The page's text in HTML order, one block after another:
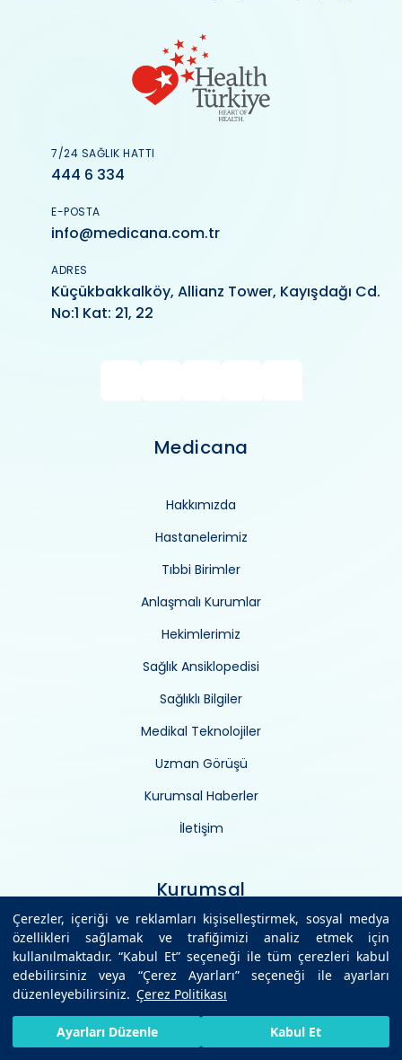
Çerezler, içeriği ve reklamları kişiselleştirmek, sosyal medya
özellikleri sağlamak ve trafiğimizi analiz etmek için
kullanılmaktadır. “Kabul Et” seçeneği ile tüm çerezleri kabul
edebilirsiniz veya “Çerez Ayarları” seçeneği ile ayarları
düzenleyebilirsiniz. Çerez Politikası
Ayarları Düzenle Kabul Et
7/24 SAĞLIK HATTI
444 6 334
E-POSTA
info@medicana.com.tr
ADRES
Küçükbakkalköy, Allianz Tower, Kayışdağı Cd.
No:1 Kat: 21, 22
Medicana
Hakkımızda
Hastanelerimiz
Tıbbi Birimler
Anlaşmalı Kurumlar
Hekimlerimiz
Sağlık Ansiklopedisi
Sağlıklı Bilgiler
Medikal Teknolojiler
Uzman Görüşü
Kurumsal Haberler
İletişim
Kurumsal
İnsan kaynakları
Vizyon/misyon
Yatırımlarımız
Yönetim kadromuz
HIZLI RANDEVU AL BIZE ULAŞIN